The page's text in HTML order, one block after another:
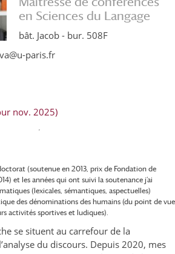
en Sciences du Langage
bât. Jacob - bur. 508F
paris.fr
nov. 2025)
(soutenue en 2013, prix de Fondation de
et les années qui ont suivi la soutenance j’ai
(lexicales, sémantiques, aspectuelles)
des dénominations des humains (du point de vue
activités sportives et ludiques).
se situent au carrefour de la
du discours. Depuis 2020, mes